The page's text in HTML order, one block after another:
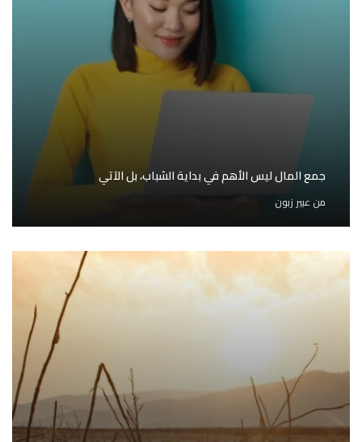
جمع المال ليس الأهم في بداية الشباب، بل الآتي
من عبير زبون